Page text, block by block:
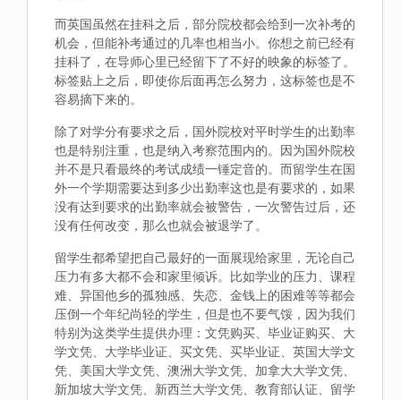
而英国虽然在挂科之后，部分院校都会给到一次补考的
机会，但能补考通过的几率也相当小。你想之前已经有
挂科了，在导师心里已经留下了不好的映象的标签了。
标签贴上之后，即使你后面再怎么努力，这标签也是不
容易摘下来的。
除了对学分有要求之后，国外院校对平时学生的出勤率
也是特别注重，也是纳入考察范围内的。因为国外院校
并不是只看最终的考试成绩一锤定音的。而留学生在国
外一个学期需要达到多少出勤率这也是有要求的，如果
没有达到要求的出勤率就会被警告，一次警告过后，还
没有任何改变，那么也就会被退学了。
留学生都希望把自己最好的一面展现给家里，无论自己
压力有多大都不会和家里倾诉。比如学业的压力、课程
难、异国他乡的孤独感、失恋、金钱上的困难等等都会
压倒一个年纪尚轻的学生，但是也不要气馁，因为我们
特别为这类学生提供办理：文凭购买、毕业证购买、大
学文凭、大学毕业证、买文凭、买毕业证、英国大学文
凭、美国大学文凭、澳洲大学文凭、加拿大大学文凭、
新加坡大学文凭、新西兰大学文凭、教育部认证、留学